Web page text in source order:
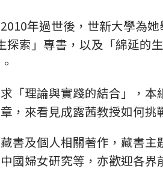
年過世後，世新大學為
探索」專書，以及「綿延
「理論與實踐的結合」，
，來看見成露茜教授如何
書及個人相關著作，藏書
國婦女研究等，亦歡迎各界